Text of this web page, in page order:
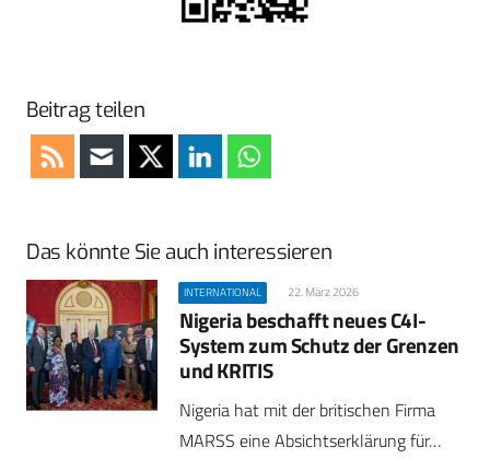
Beitrag teilen
Das könnte Sie auch interessieren
INTERNATIONAL 22. März 2026
Nigeria beschafft neues C4I-
System zum Schutz der Grenzen
und KRITIS
Nigeria hat mit der britischen Firma
MARSS eine Absichtserklärung für…